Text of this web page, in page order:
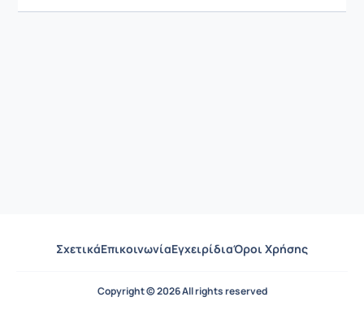
ΣχετικάΕπικοινωνίαΕγχειρίδιαΌροι Χρήσης
Copyright © 2026 All rights reserved